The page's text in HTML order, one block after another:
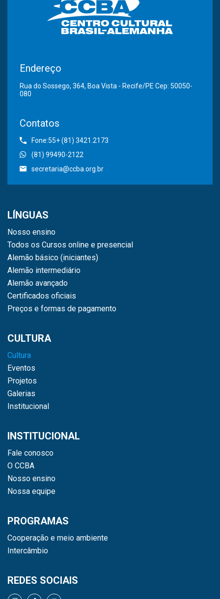
Endereço
Rua do Sossego, 364, Boa Vista - Recife/PE Cep: 50050-
080
Contatos
Fone:55+ (81) 3421.2173
(81) 99490-2122
secretaria@ccba.org.br
LÍNGUAS
Nosso ensino
Todos os Cursos online e presencial
Alemão básico (iniciantes)
Alemão intermediário
Alemão avançado
Certificados oficiais
Preços e formas de pagamento
CULTURA
Cultura
Eventos
Projetos
Galerias
Institucional
INSTITUCIONAL
Fale conosco
O CCBA
Nosso ensino
Nossa equipe
PROGRAMAS
Cooperação e meio ambiente
Intercâmbio
REDES SOCIAIS